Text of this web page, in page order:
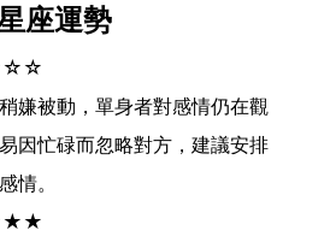
座運勢
嫌被動，單身者對感情仍在觀
因忙碌而忽略對方，建議安排
情。